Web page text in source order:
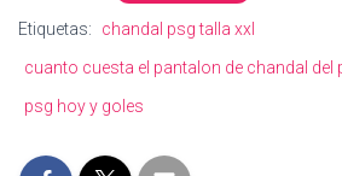
Etiquetas:
chandal psg talla xxl
cuanto cuesta el pantalon de chandal del
psg hoy y goles